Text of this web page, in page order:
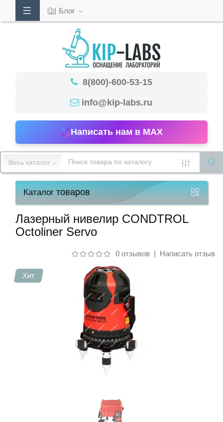
53-
15
работы
Блог
8(800)-600-53-15
info@kip-labs.ru
Написать нам в MAX
Весь каталог
Каталогтоваров
Лазерный нивелир CONDTROL
Octoliner Servo
0 отзывов| Написать отзыв
Хит